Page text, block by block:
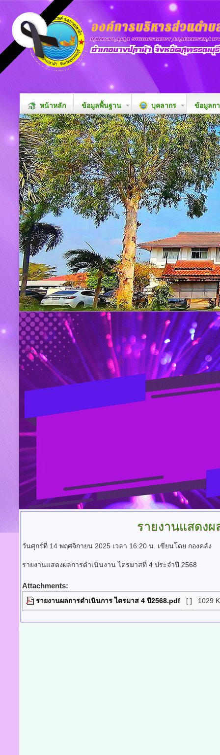
หน้าหลัก ข้อมูลพื้นฐาน บุคลากร ข้อมูลก
รายงานแสดงผ
วันศุกร์ที่ 14 พฤศจิกายน 2025 เวลา 16:20 น. เขียนโดย กองคลัง
รายงานแสดงผลการดำเนินงาน ไตรมาสที่ 4 ประจำปี 2568
Attachments:
รายงานผลการดำเนินการ ไตรมาส 4 ปี2568.pdf [ ] 1029